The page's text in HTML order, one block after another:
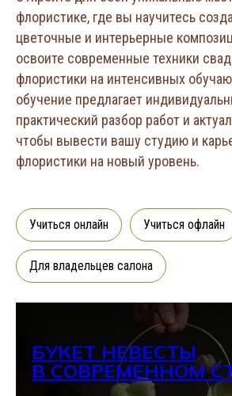
флористике, где вы научитесь
цветочные и интерьерные
освоите современные техники
флористики на интенсивных
обучение предлагает
практический разбор работ и
чтобы вывести вашу студию и
флористики на новый уровень.
Учиться онлайн Учиться офлайн
Для владельцев салона
БУКЕТ НЕВЕСТЫ
В СОВРЕМЕННОМ